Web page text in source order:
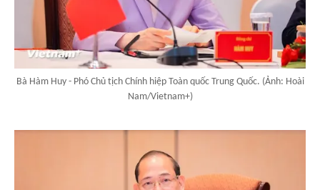
Bà Hàm Huy - Phó Chủ tịch Chính hiệp Toàn quốc Trung Quốc. (Ảnh: Hoài
Nam/Vietnam+)